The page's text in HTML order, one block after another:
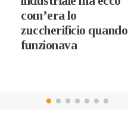
com’era lo
zuccherificio quando
funzionava